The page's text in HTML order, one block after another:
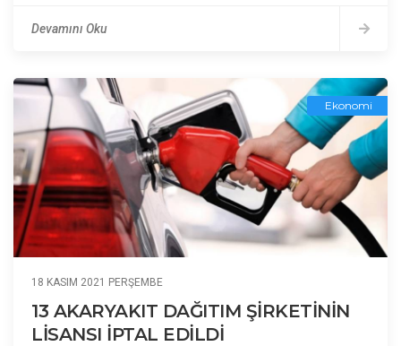
Devamını Oku
Ekonomi
18 KASIM 2021 PERŞEMBE
13 AKARYAKIT DAĞITIM ŞİRKETİNİN
LİSANSI İPTAL EDİLDİ